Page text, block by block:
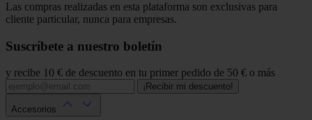
Las compras realizadas en esta plataforma son exclusivas para
cliente particular, nunca para empresas.
Suscríbete a nuestro boletín
y recibe 10 € de descuento en tu primer pedido de 50 € o más
¡Recibir mi descuento!
Accesorios